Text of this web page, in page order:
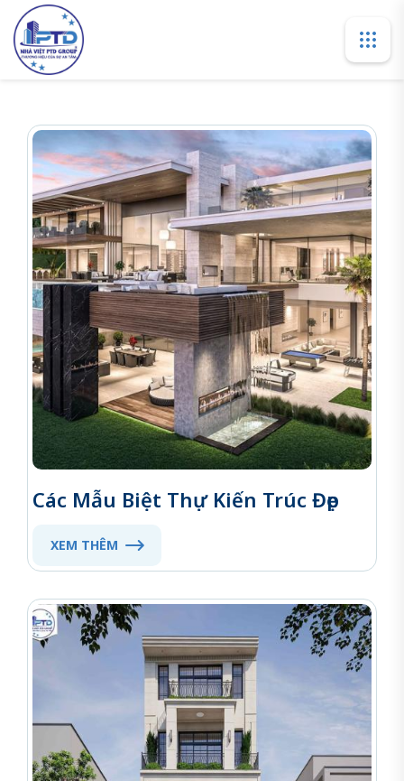
Các Mẫu Biệt Thự Kiến Trúc Đẹp
XEM THÊM